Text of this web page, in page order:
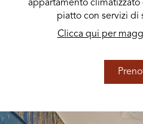
appartamento climatizzato
piatto con servizi di
Clicca qui per